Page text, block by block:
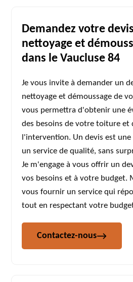
Demandez votre
nettoyage et
dans le Vaucluse 84
Je vous invite à demander un
nettoyage et démoussage de
vous permettra d'obtenir une
des besoins de votre toiture et
l'intervention. Un devis est
un service de qualité, sans
Je m'engage à vous offrir un
vos besoins et à votre budget.
vous fournir un service qui
tout en respectant votre
Contactez-nous